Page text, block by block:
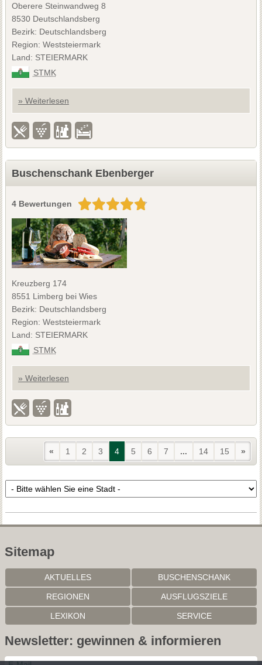
Oberere Steinwandweg 8
8530 Deutschlandsberg
Bezirk: Deutschlandsberg
Region: Weststeiermark
Land: STEIERMARK
STMK
» Weiterlesen
Buschenschank Ebenberger
4 Bewertungen
Kreuzberg 174
8551 Limberg bei Wies
Bezirk: Deutschlandsberg
Region: Weststeiermark
Land: STEIERMARK
STMK
» Weiterlesen
« 1 2 3 4 5 6 7 ... 14 15 »
Sitemap
AKTUELLES BUSCHENSCHANK
REGIONEN AUSFLUGSZIELE
LEXIKON SERVICE
Newsletter: gewinnen & informieren